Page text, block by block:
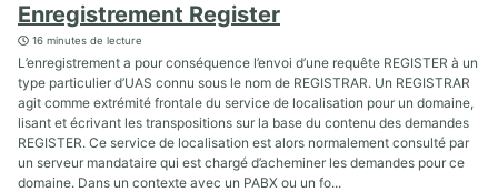
Enregistrement Register
16 minutes de lecture
L’enregistrement a pour conséquence l’envoi d’une requête REGISTER à un
type particulier d’UAS connu sous le nom de REGISTRAR. Un REGISTRAR
agit comme extrémité frontale du service de localisation pour un domaine,
lisant et écrivant les transpositions sur la base du contenu des demandes
REGISTER. Ce service de localisation est alors normalement consulté par
un serveur mandataire qui est chargé d’acheminer les demandes pour ce
domaine. Dans un contexte avec un PABX ou un fo...